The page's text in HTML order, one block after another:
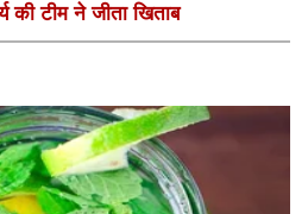
की टीम ने जीता खिताब